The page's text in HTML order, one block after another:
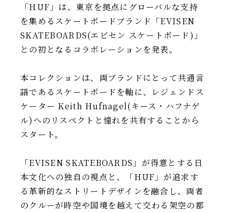
お問い合わせ
「HUF」は、東京を拠点にグローバルな支持
を集めるスケートボードブランド「EVISEN
SKATEBOARDS(エビセン スケートボード)」
との初となるコラボレーションを発表。
本コレクションは、両ブランドにとって共通言
語であるスケートボードを軸に、レジェンドス
ケーター Keith Hufnagel(キース・ハフナゲ
ル)へのリスペクトと憧れを共有することから
スタート。
「EVISEN SKATEBOARDS」が得意とする日
本文化への独自の視点と、「HUF」が追求す
る革新的なストリートデザインを融合し、両者
のクルーが時空や国境を越えて交わる架空の都